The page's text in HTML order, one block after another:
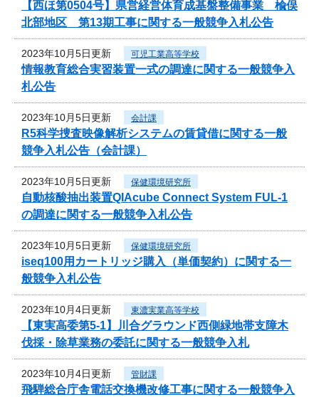
【西ほ第0504号】県営経営体育成基盤整備事業 楡俣
北部地区 第13期工事に関する一般競争入札公告
2023年10月5日更新 可児工業高等学校
情報教育総合実習装置一式の調達に関する一般競争入
札公告
2023年10月5日更新 会計課
R5科学捜査映像解析システムの賃貸借に関する一般
競争入札公告（会計課）
2023年10月5日更新 保健環境研究所
自動核酸抽出装置QIAcube Connect System FUL-1
の調達に関する一般競争入札公告
2023年10月5日更新 保健環境研究所
iseq100用カートリッジ購入（単価契約）に関する一
般競争入札公告
2023年10月4日更新 東濃実業高等学校
【東実高委第5-1】川合グラウンド西側緑地帯支障木
伐採・除草業務の委託に関する一般競争入札
2023年10月4日更新 管財課
飛騨総合庁舎電話交換機改修工事に関する一般競争入